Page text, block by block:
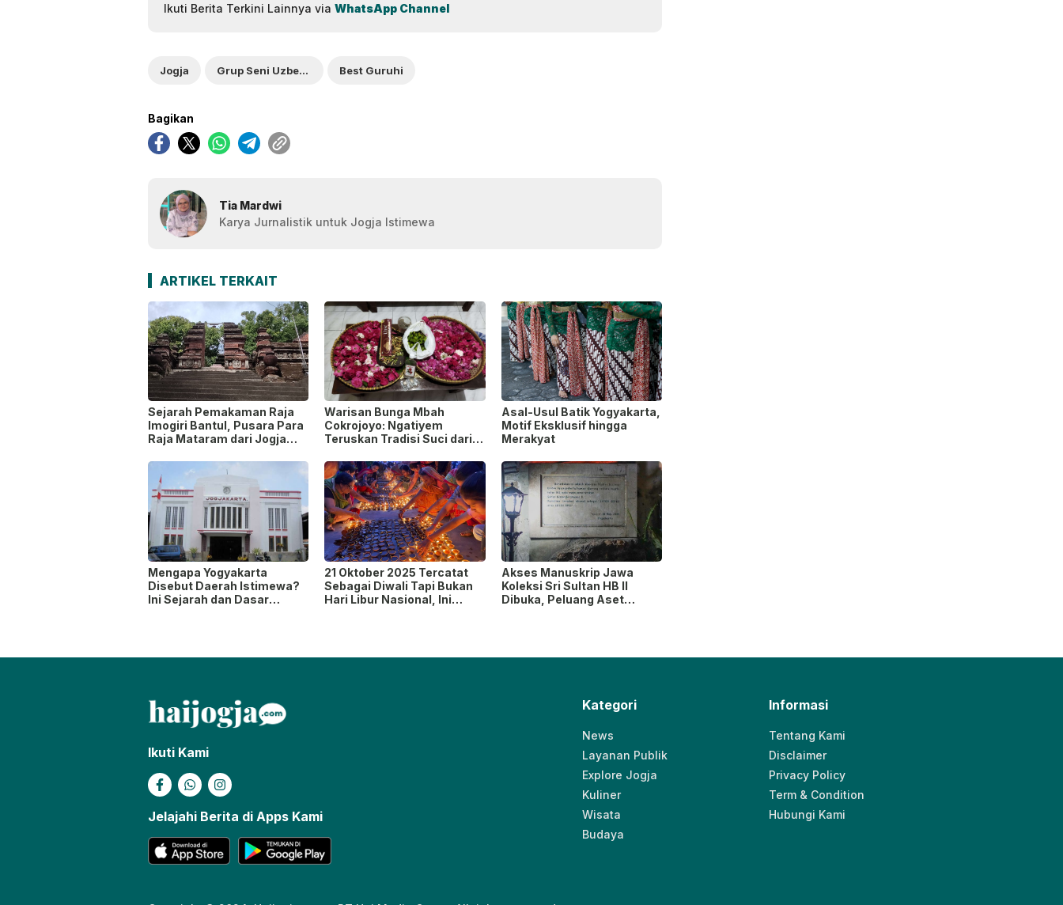
Ikuti Berita Terkini Lainnya via WhatsApp Channel
Jogja Grup Seni Uzbekistan Best Guruhi
Bagikan
Tia Mardwi
Karya Jurnalistik untuk Jogja Istimewa
ARTIKEL TERKAIT
Sejarah Pemakaman Raja
Imogiri Bantul, Pusara Para
Raja Mataram dari Jogja
Warisan Bunga Mbah
Cokrojoyo: Ngatiyem
Teruskan Tradisi Suci dari
Asal-Usul Batik Yogyakarta,
Motif Eksklusif hingga
Merakyat
Mengapa Yogyakarta
Disebut Daerah Istimewa?
Ini Sejarah dan Dasar
21 Oktober 2025 Tercatat
Sebagai Diwali Tapi Bukan
Hari Libur Nasional, Ini
Akses Manuskrip Jawa
Koleksi Sri Sultan HB II
Dibuka, Peluang Aset
Ikuti Kami
Jelajahi Berita di Apps Kami
Kategori
News
Layanan Publik
Explore Jogja
Kuliner
Wisata
Budaya
Informasi
Tentang Kami
Disclaimer
Privacy Policy
Term & Condition
Hubungi Kami